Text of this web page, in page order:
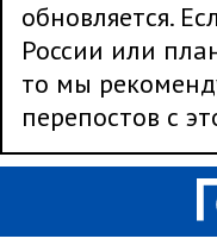
обновляется.
России или
то мы
перепостов с